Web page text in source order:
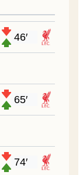
46′
65′
74′